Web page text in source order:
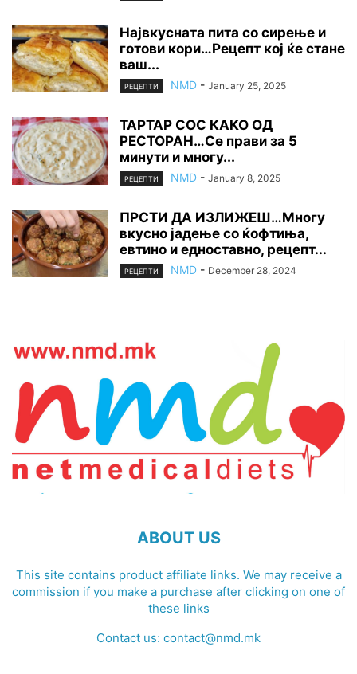
Највкусната пита со сирење и
готови кори…Рецепт кој ќе стане
ваш...
РЕЦЕПТИ NMD - January 25, 2025
ТАРТАР СОС КАКО ОД
РЕСТОРАН…Се прави за 5
минути и многу...
РЕЦЕПТИ NMD - January 8, 2025
ПРСТИ ДА ИЗЛИЖЕШ…Многу
вкусно јадење со ќофтиња,
евтино и едноставно, рецепт...
РЕЦЕПТИ NMD - December 28, 2024
ABOUT US
This site contains product affiliate links. We may receive a
commission if you make a purchase after clicking on one of
these links
Contact us: contact@nmd.mk